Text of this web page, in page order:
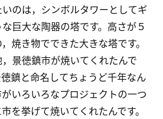
のは，シンボルタワーとしてギ
巨大な陶器の塔です。高さが５
焼き物でできた大きな塔です。
景徳鎮市が焼いてくれたんで
鎮と命名してちょうど千年なん
いろいろなプロジェクトの一つ
を挙げて焼いてくれたんです。